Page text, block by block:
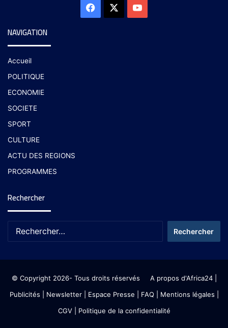
NAVIGATION
Accueil
POLITIQUE
ECONOMIE
SOCIETE
SPORT
CULTURE
ACTU DES REGIONS
PROGRAMMES
Rechercher
© Copyright 2026- Tous droits réservés A propos d'Africa24|
Publicités
Newsletter| Espace Presse | FAQ | Mentions légales
CGV| Politique de la confidentialité